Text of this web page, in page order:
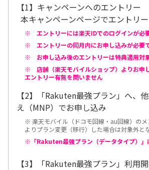
【1】キャンペーンへのエントリー
本キャンペーンページでエントリー
※ エントリーには楽天IDでのログインが必
※ エントリーの同月内にお申し込みが必要
※ お申し込み後のエントリーは特典適用対
※ 店舗（楽天モバイルショップ）よりお申し
エントリー有無を問いません
【2】「Rakuten最強プラン」へ、
え（MNP）でお申し込み
※ 楽天モバイル（ドコモ回線・au回線）のメ
よりプラン変更（移行）した場合は対象外と
※「Rakuten最強プラン（データタイプ）」
【3】「Rakuten最強プラン」利用